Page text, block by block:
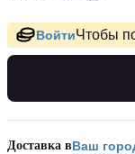
ВойтиЧтобы
Доставка вВаш